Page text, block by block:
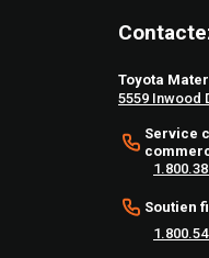
Toyota
5559 Inwood
Service
Soutien